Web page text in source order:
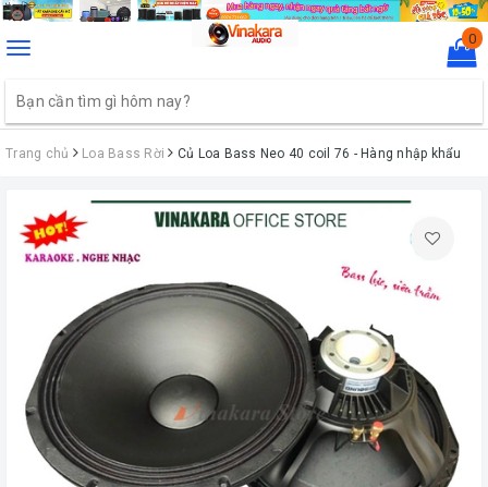
Toggle
0
Trang chủ Loa Bass Rời Củ Loa Bass Neo 40 coil 76 - Hàng nhập khẩu